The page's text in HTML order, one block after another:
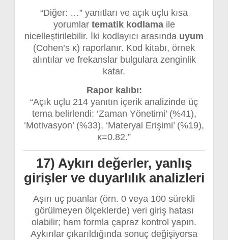
“Diğer: …” yanıtları ve açık uçlu kısa
yorumlar tematik kodlamaile
nicelleştirilebilir. İki kodlayıcı arasında uyum
(Cohen’s κ) raporlanır. Kod kitabı, örnek
alıntılar ve frekanslar bulgulara zenginlik
katar.
Rapor kalıbı:
“Açık uçlu 214 yanıtın içerik analizinde üç
tema belirlendi: ‘Zaman Yönetimi’ (%41),
‘Motivasyon’ (%33), ‘Materyal Erişimi’ (%19),
κ=0.82.”
17) Aykırı değerler, yanlış
girişler ve duyarlılık analizleri
Aşırı uç puanlar (örn. 0 veya 100 sürekli
görülmeyen ölçeklerde) veri giriş hatası
olabilir; ham formla çapraz kontrol yapın.
Aykırılar çıkarıldığında sonuç değişiyorsa